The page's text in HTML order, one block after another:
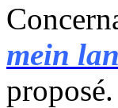
mein
proposé.